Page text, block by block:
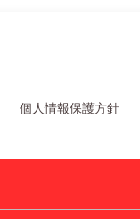
個人情報保護方針